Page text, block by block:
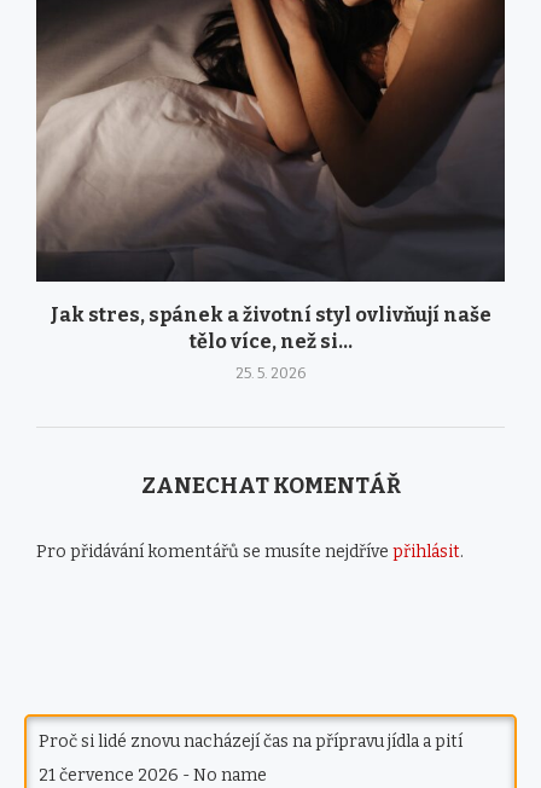
Jak stres, spánek a životní styl ovlivňují naše
tělo více, než si...
25. 5. 2026
ZANECHAT KOMENTÁŘ
Pro přidávání komentářů se musíte nejdříve přihlásit.
Proč si lidé znovu nacházejí čas na přípravu jídla a pití
21 července 2026 -No name